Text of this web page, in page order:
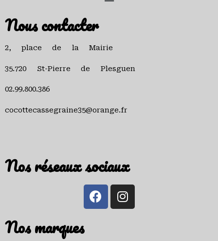
Nous contacter
2, place de la Mairie
35.720 St-Pierre de Plesguen
02.99.800.386
cocottecassegraine35@orange.fr
Nos réseaux sociaux
Nos marques